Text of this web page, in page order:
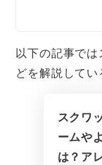
以下の記事で
どを解説してい
スクワ
ームや
は？ア